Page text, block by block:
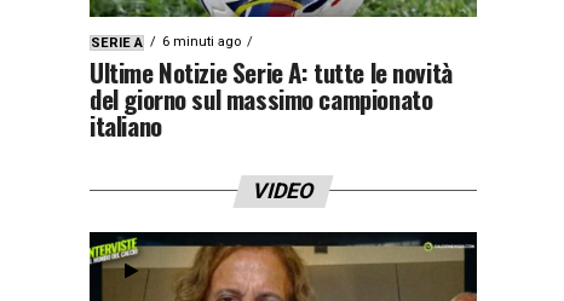
SERIE A 6 minuti ago
Ultime Notizie Serie A: tutte le novità
del giorno sul massimo campionato
italiano
VIDEO